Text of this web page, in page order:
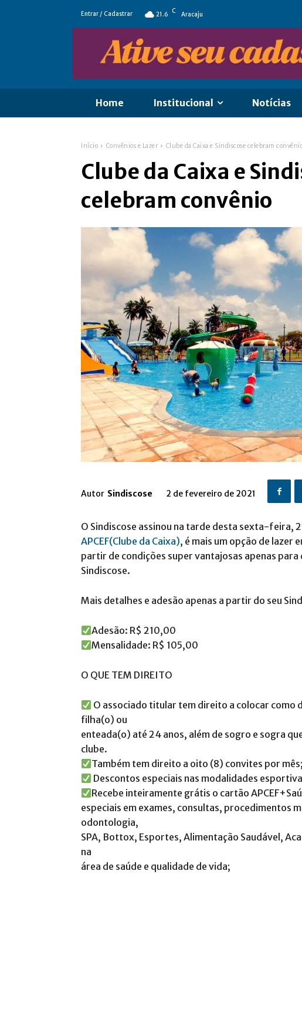
Entrar / Cadastrar 21.6 C Aracaju
Home Institucional Notícias
Início Convênios e Lazer Clube da Caixa e Sindiscose celebram
Clube da Caixa e
celebram convênio
Autor Sindiscose 2 de fevereiro de 2021
O Sindiscose assinou na tarde desta sexta-feira,
APCEF(Clube da Caixa), é mais um opção de lazer
partir de condições super vantajosas apenas para
Sindiscose.
Mais detalhes e adesão apenas a partir do seu
Adesão: R$ 210,00
Mensalidade: R$ 105,00
O QUE TEM DIREITO
O associado titular tem direito a colocar como
filha(o) ou
enteada(o) até 24 anos, além de sogro e sogra
clube.
Também tem direito a oito (8) convites por mês;
Descontos especiais nas modalidades
Recebe inteiramente grátis o cartão
especiais em exames, consultas, procedimentos
odontologia,
SPA, Bottox, Esportes, Alimentação Saudável,
na
área de saúde e qualidade de vida;